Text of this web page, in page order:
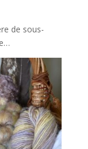
de sous-